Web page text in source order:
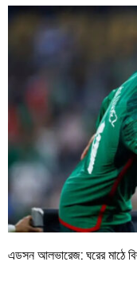
এডসন আলভারেজ: ঘরের মাঠে